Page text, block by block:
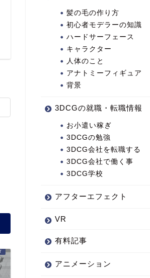
髪の毛の作り方
初心者モデラーの知識
ハードサーフェース
キャラクター
人体のこと
アナトミーフィギュア
背景
3DCGの就職・転職情報
お小遣い稼ぎ
3DCGの勉強
3DCG会社を転職する
3DCG会社で働く事
3DCG学校
アフターエフェクト
VR
有料記事
アニメーション